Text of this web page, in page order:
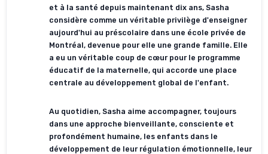
et à la santé depuis maintenant dix ans, Sasha
considère comme un véritable privilège d'enseigner
aujourd'hui au préscolaire dans une école privée de
Montréal, devenue pour elle une grande famille. Elle
a eu un véritable coup de cœur pour le programme
éducatif de la maternelle, qui accorde une place
centrale au développement global de l'enfant.
Au quotidien, Sasha aime accompagner, toujours
dans une approche bienveillante, consciente et
profondément humaine, les enfants dans le
développement de leur régulation émotionnelle, leur